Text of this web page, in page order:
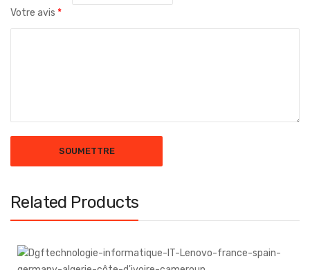
Votre avis *
Related Products